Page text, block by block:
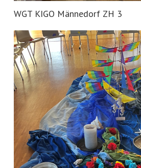
WGT KIGO Männedorf ZH 3